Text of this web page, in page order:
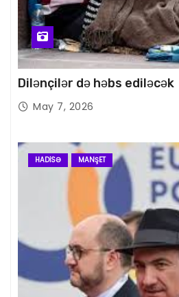
Dilənçilər də həbs ediləcək
May 7, 2026
HADISƏ MANŞET